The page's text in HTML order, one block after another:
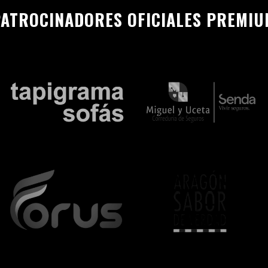
OFICIALES